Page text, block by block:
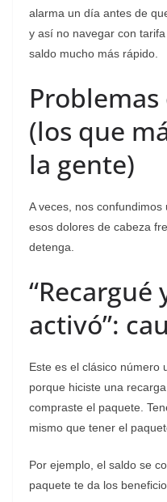
alarma un día antes de
y así no navegar con
saldo mucho más rápido.
(los que
la gente)
A veces, nos
esos dolores de cabeza
detenga.
“Recargué
activó”:
Este es el clásico número
porque hiciste una
compraste el paquete.
mismo que tener el
Por ejemplo, el saldo se
paquete te da los